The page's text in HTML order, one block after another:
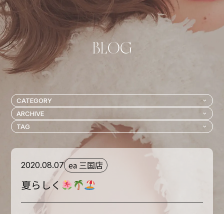
2020.08.07 ea 三国店
夏らしく